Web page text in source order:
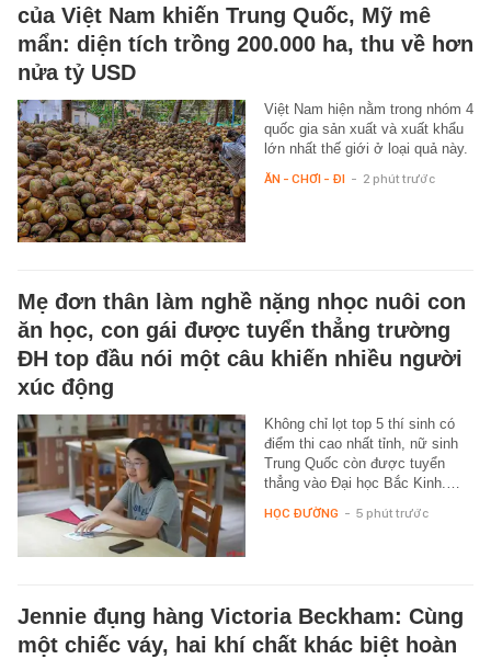
của Việt Nam khiến Trung Quốc, Mỹ mê
mẩn: diện tích trồng 200.000 ha, thu về hơn
nửa tỷ USD
Việt Nam hiện nằm trong nhóm 4
quốc gia sản xuất và xuất khẩu
lớn nhất thế giới ở loại quả này.
ĂN - CHƠI - ĐI - 2 phút trước
Mẹ đơn thân làm nghề nặng nhọc nuôi con
ăn học, con gái được tuyển thẳng trường
ĐH top đầu nói một câu khiến nhiều người
xúc động
Không chỉ lọt top 5 thí sinh có
điểm thi cao nhất tỉnh, nữ sinh
Trung Quốc còn được tuyển
thẳng vào Đại học Bắc Kinh.…
HỌC ĐƯỜNG - 5 phút trước
Jennie đụng hàng Victoria Beckham: Cùng
một chiếc váy, hai khí chất khác biệt hoàn